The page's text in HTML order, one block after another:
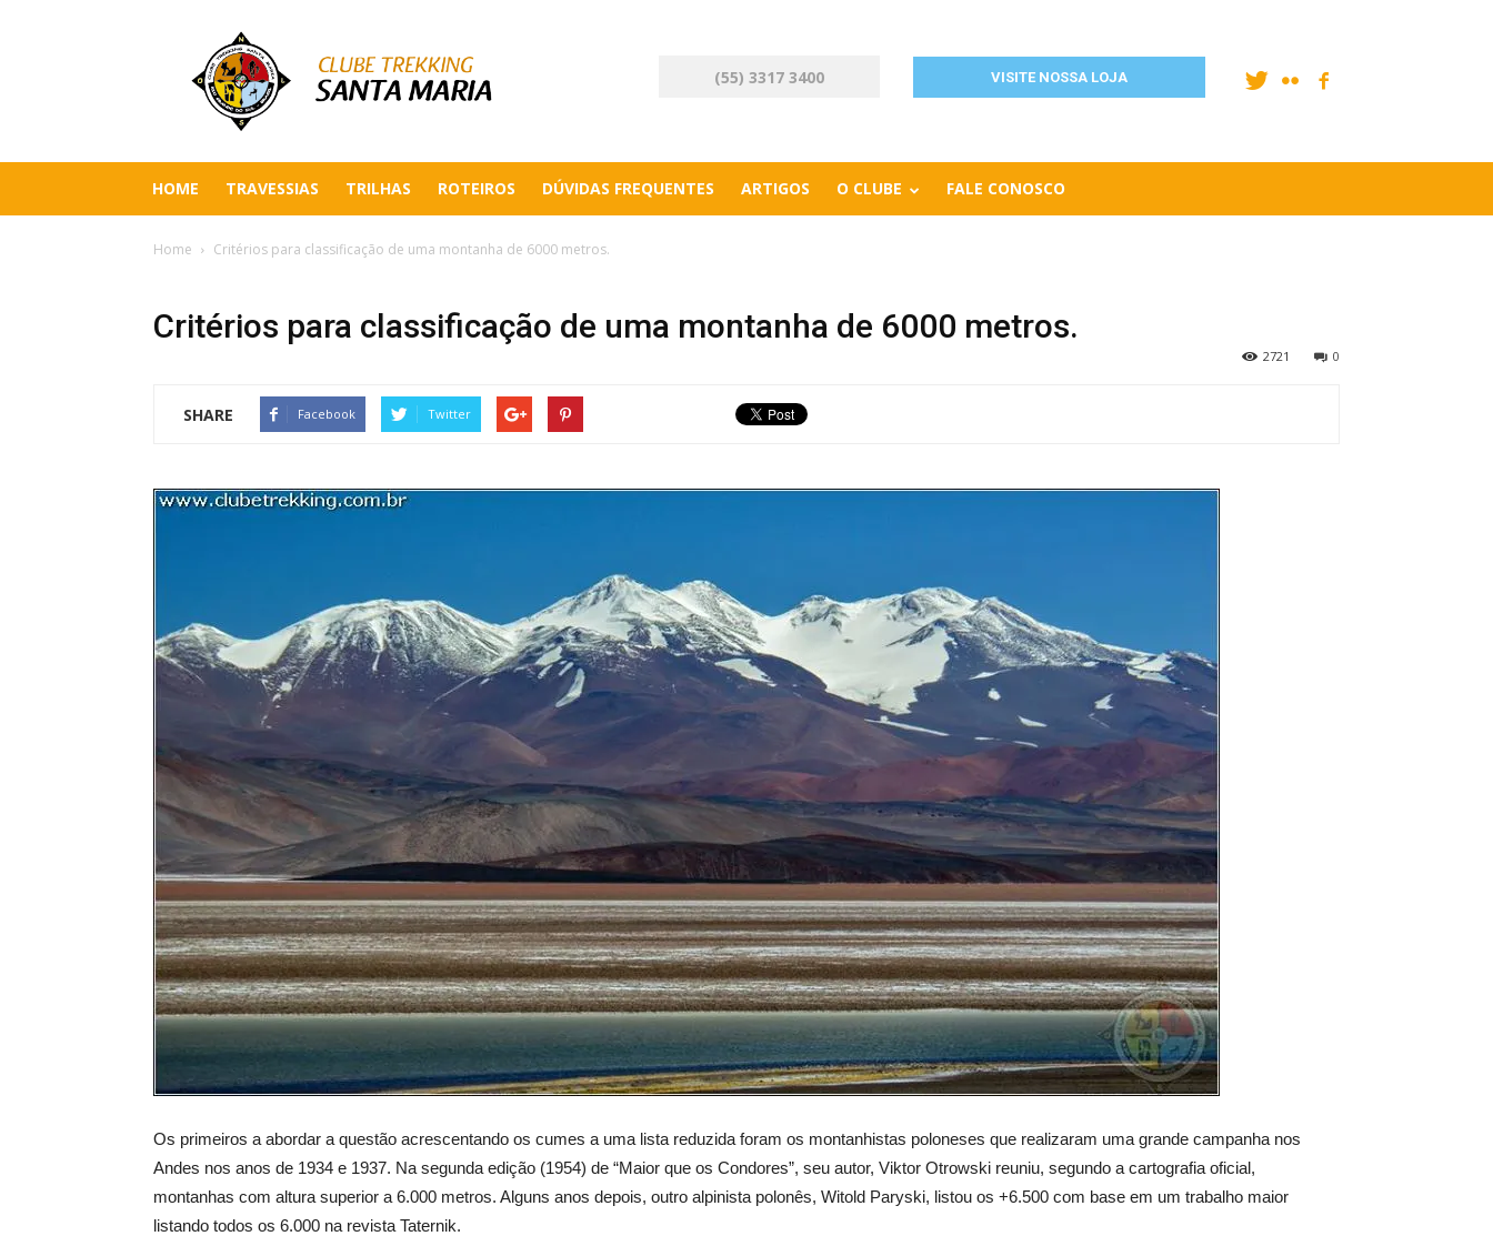
(55) 3317 3400 VISITE NOSSA LOJA
HOME TRAVESSIAS TRILHAS ROTEIROS DÚVIDAS FREQUENTES ARTIGOS O CLUBE FALE CONOSCO
Home Critérios para classificação de uma montanha de 6000 metros.
Critérios para classificação de uma montanha de 6000 metros.
0
2721
SHARE Facebook Twitter
Os primeiros a abordar a questão acrescentando os cumes a uma lista reduzida foram os montanhistas poloneses que realizaram uma grande campanha nos
Andes nos anos de 1934 e 1937. Na segunda edição (1954) de “Maior que os Condores”, seu autor, Viktor Otrowski reuniu, segundo a cartografia oficial,
montanhas com altura superior a 6.000 metros. Alguns anos depois, outro alpinista polonês, Witold Paryski, listou os +6.500 com base em um trabalho maior
listando todos os 6.000 na revista Taternik.